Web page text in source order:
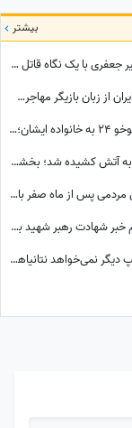
بیشتر
ببینید| راز شوکه‌کننده قتل پدر در سریال کوری؛ وقتی امیر جعفری با یک نگاه قاتل را گیر انداخت!
پشت پرده‌هایی از مخالفان جمهوری اسلامی در خارج از ایران از زبان بازیگر مهاجرت کرده / حامیان جمهوری اسلامی جان خود را هم می‌دهند
تصاویر احساسی از لحظه اعلام شهادت خلبان جنگنده سوخو 24 به خانواده ایشان؛ لحظاتی تلخ از گریه و اشک...
آشیانه جنگنده‌ها و انبارهای تجهیزات آمریکایی در کویت به آتش کشیده شد؛ بخشی از انتقام حمله به قشم تیک خورد!
ببینید| جلسات فشرده برای یک تصمیم؛ تجمعات شبانه‌یِ مردمی پس از ماه صفر باز هم ادامه دارد؟
ببینید| پشت‌پرده یک تصمیم حساس و تاریخی؛ چرا اعلام خبر شهادت رهبر شهید به سحر موکول شد؟
پشت پرده سفری که کاخ سفید را به هم ریخت؛ چرا ترامپ دیگر نمی‌خواهد نتانیاهو را ببیند؟